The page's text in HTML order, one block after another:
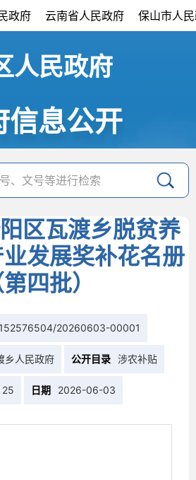
政府 云南省人民政府 保山市人
人民政府
信息公开
区瓦渡乡脱贫养
发展奖补花名册
第四批）
20260603-00001
乡人民政府 公开目录 涉农补贴
25 日期 2026-06-03